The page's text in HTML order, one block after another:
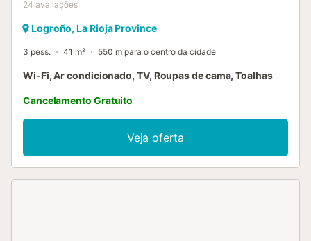
24 avaliações
Logroño, La Rioja Province
3 pess. 41 m² 550 m para o centro da cidade
Wi-Fi, Ar condicionado, TV, Roupas de cama, Toalhas
Cancelamento Gratuito
Veja oferta